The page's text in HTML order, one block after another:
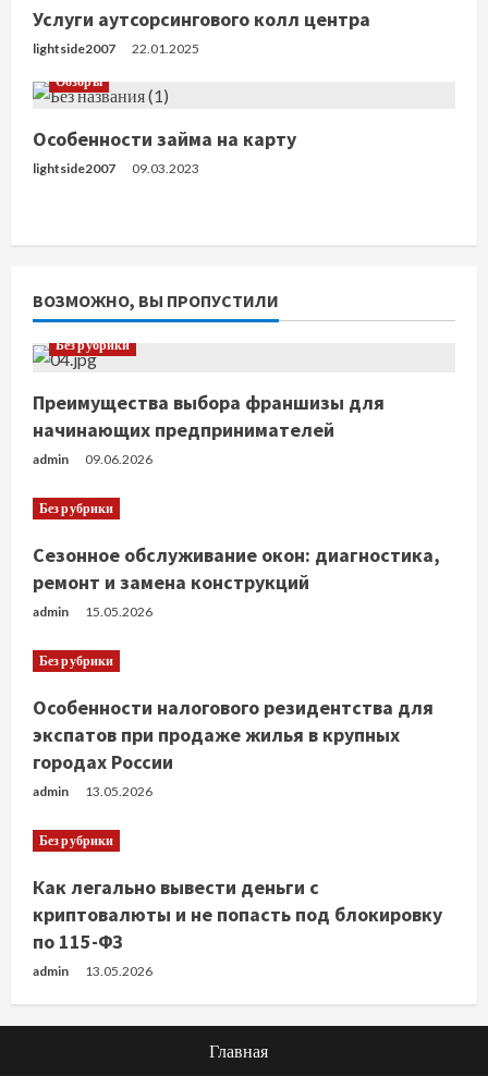
е
Услуги аутсорсингового колл центра
lightside2007
22.01.2025
Обзоры
Особенности займа на карту
lightside2007 09.03.2023
ВОЗМОЖНО, ВЫ ПРОПУСТИЛИ
Без рубрики
Преимущества выбора франшизы для
начинающих предпринимателей
admin 09.06.2026
Без рубрики
Сезонное обслуживание окон: диагностика,
ремонт и замена конструкций
admin 15.05.2026
Без рубрики
Особенности налогового резидентства для
экспатов при продаже жилья в крупных
городах России
admin 13.05.2026
Без рубрики
Как легально вывести деньги с
криптовалюты и не попасть под блокировку
по 115-ФЗ
admin 13.05.2026
Главная